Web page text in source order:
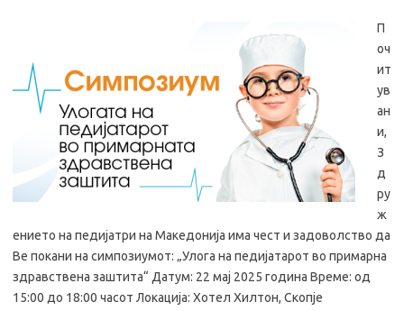
П
оч
ит
ув
ан
и,
З
д
ру
ж
ението на педијатри на Македонија има чест и задоволство да
Ве покани на симпозиумот: „Улога на педијатарот во примарна
здравствена заштита“ Датум: 22 мај 2025 година Време: од
15:00 до 18:00 часот Локација: Хотел Хилтон, Скопје